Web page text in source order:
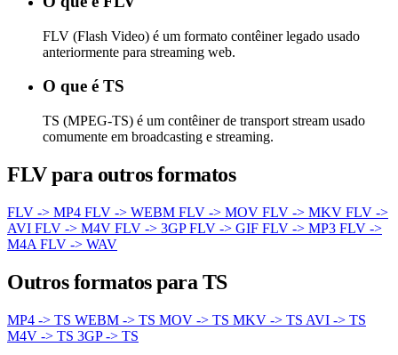
FLV (Flash Video) é um formato contêiner legado usado
anteriormente para streaming web.
O que é TS
TS (MPEG-TS) é um contêiner de transport stream usado
comumente em broadcasting e streaming.
FLV para outros formatos
FLV -> MP4 FLV -> WEBM FLV -> MOV FLV -> MKV FLV ->
AVI FLV -> M4V FLV -> 3GPFLV -> GIF FLV -> MP3 FLV ->
M4A FLV -> WAV
Outros formatos para TS
MP4 -> TS WEBM -> TS MOV -> TS MKV -> TS AVI -> TS
M4V -> TS 3GP -> TS